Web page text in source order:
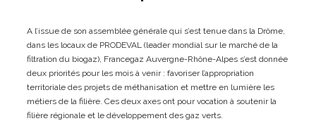
A l’issue de son assemblée générale qui s’est tenue dans la Drôme,
dans les locaux de PRODEVAL (leader mondial sur le marché de la
filtration du biogaz), Francegaz Auvergne-Rhône-Alpes s’est donnée
deux priorités pour les mois à venir : favoriser l’appropriation
territoriale des projets de méthanisation et mettre en lumière les
métiers de la filière. Ces deux axes ont pour vocation à soutenir la
filière régionale et le développement des gaz verts.